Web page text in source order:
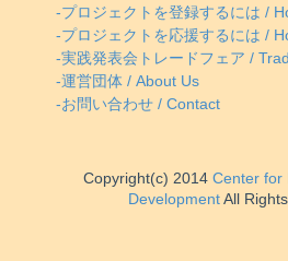
-プロジェクトを登録するには /
-プロジェクトを応援するには /
-実践発表会トレードフェア /
-運営団体 / About Us
-お問い合わせ / Contact
Copyright(c) 2014 Center for
DevelopmentAll